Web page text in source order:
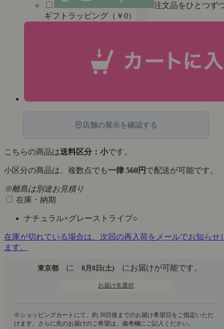
注文品をひとつず
ギフトラッピング（￥0）
店舗の展示を確認する
こちらの商品は送料区分：小です。
小区分の商品は、複数点でも一律 560円 で配送が可能です。
※離島は別途お見積り
在庫・納期
ナチュラル×グレーストライプ○
在庫が切れている場合は、次回の再入荷をメールでお知らせ
ます。
東京都 に 8月8日(土) にお届けが可能です。
お届け先選択